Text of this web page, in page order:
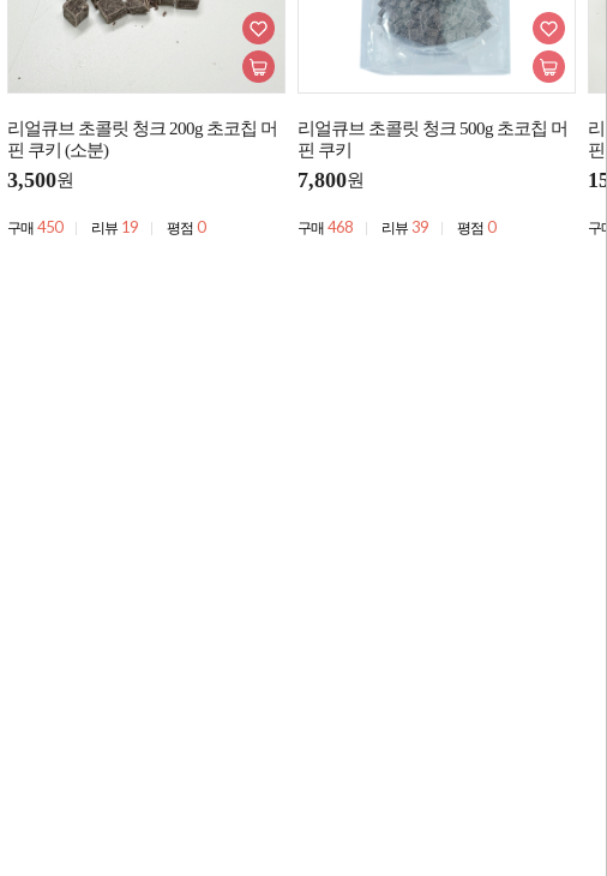
리얼큐브 초콜릿 청크 200g 초코칩 머
핀 쿠키 (소분)
3,500원
구매 450 리뷰 19 평점 0
리얼큐브 초콜릿 청크 500g 초코칩 머
핀 쿠키
7,800원
구매 468 리뷰 39 평점 0 구